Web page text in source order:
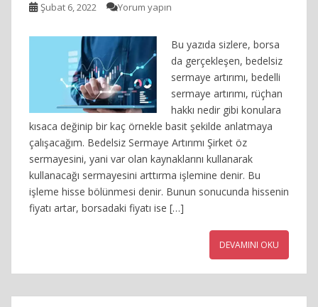
Şubat 6, 2022 Yorum yapın
Bu yazıda sizlere, borsa
da gerçekleşen, bedelsiz
sermaye artırımı, bedelli
sermaye artırımı, rüçhan
hakkı nedir gibi konulara
kısaca değinip bir kaç örnekle basit şekilde anlatmaya
çalışacağım. Bedelsiz Sermaye Artırımı Şirket öz
sermayesini, yani var olan kaynaklarını kullanarak
kullanacağı sermayesini arttırma işlemine denir. Bu
işleme hisse bölünmesi denir. Bunun sonucunda hissenin
fiyatı artar, borsadaki fiyatı ise […]
DEVAMINI OKU